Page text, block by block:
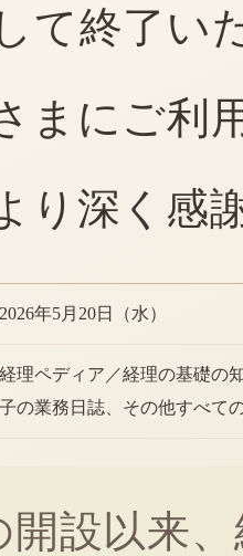
て終了い
まにご利
り深く感
2026年5月20日（水）
経理ペディア／経理の基礎の
子の業務日誌、その他すべて
開設以来